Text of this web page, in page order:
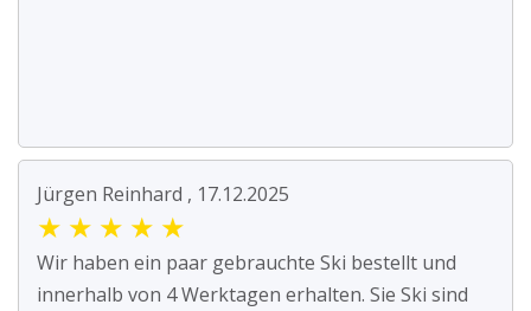
Jürgen Reinhard , 17.12.2025
★ ★ ★ ★ ★
Wir haben ein paar gebrauchte Ski bestellt und
innerhalb von 4 Werktagen erhalten. Sie Ski sind